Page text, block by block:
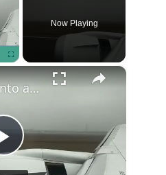
Now Playing
×
P
Descending Into a Whiteout: Foggy Air India Landing in Smog-Choked Delhi ✈️🌫️